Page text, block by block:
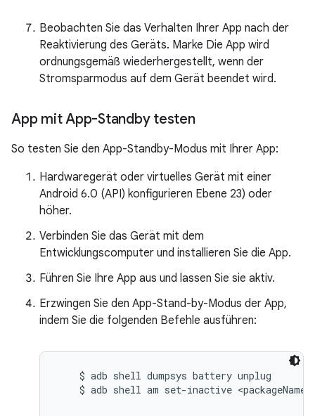
Beobachten Sie das Verhalten Ihrer App nach der
Reaktivierung des Geräts. Marke Die App wird
ordnungsgemäß wiederhergestellt, wenn der
Stromsparmodus auf dem Gerät beendet wird.
App mit App-Standby testen
So testen Sie den App-Standby-Modus mit Ihrer App:
Hardwaregerät oder virtuelles Gerät mit einer
Android 6.0 (API) konfigurieren Ebene 23) oder
höher.
Verbinden Sie das Gerät mit dem
Entwicklungscomputer und installieren Sie die App.
Führen Sie Ihre App aus und lassen Sie sie aktiv.
Erzwingen Sie den App-Stand-by-Modus der App,
indem Sie die folgenden Befehle ausführen:
    $ adb shell dumpsys battery unplug
$ adb shell am set-inactive <packageName>